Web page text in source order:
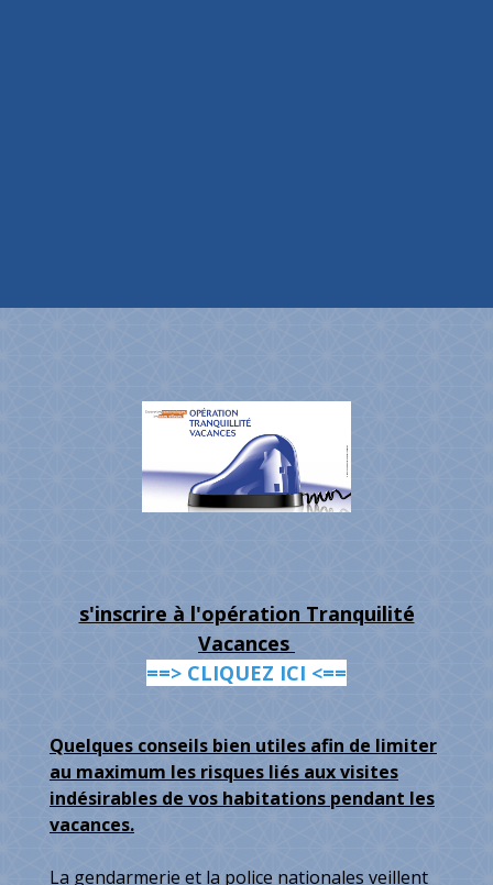
s'inscrire à l'opération Tranquilité
Vacances
==> CLIQUEZ ICI <==
Quelques conseils bien utiles afin de limiter
au maximum les risques liés aux visites
indésirables de vos habitations pendant les
vacances.
La gendarmerie et la police nationales veillent